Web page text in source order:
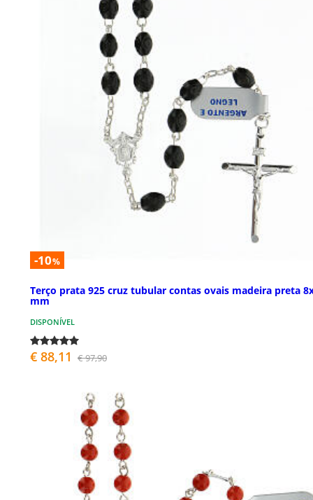
-10%
Terço prata 925 cruz tubular contas ovais madeira preta
mm
DISPONÍVEL
€ 88,11 € 97,90